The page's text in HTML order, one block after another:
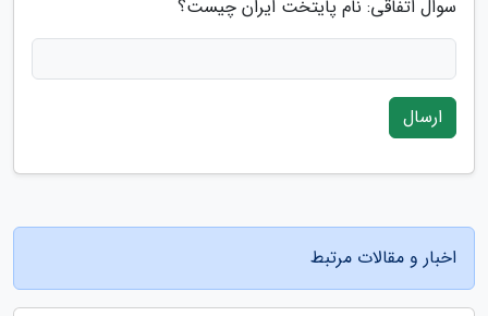
سوال اتفاقی: نام پایتخت ایران چیست؟
ارسال
اخبار و مقالات مرتبط